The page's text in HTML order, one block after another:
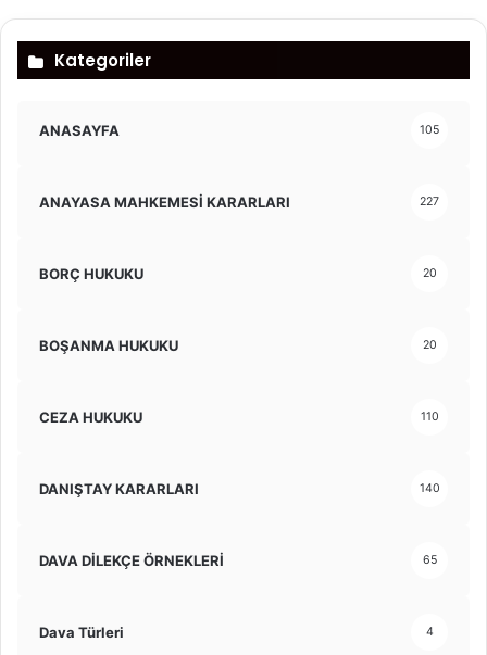
Kategoriler
ANASAYFA 105
ANAYASA MAHKEMESİ KARARLARI 227
BORÇ HUKUKU 20
BOŞANMA HUKUKU 20
CEZA HUKUKU 110
DANIŞTAY KARARLARI 140
DAVA DİLEKÇE ÖRNEKLERİ 65
Dava Türleri 4